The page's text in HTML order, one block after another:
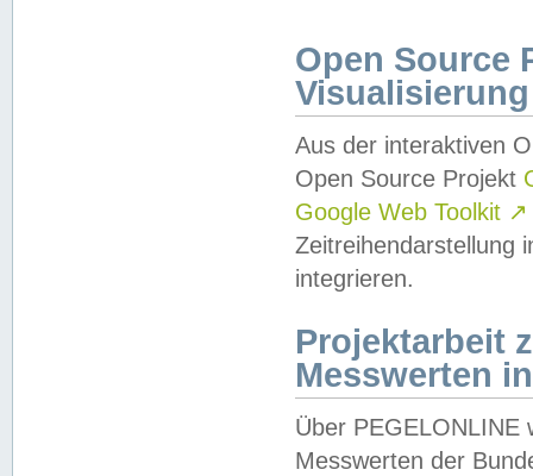
Open Source
Visualisierung
Aus der interaktiven
Open Source Projekt
Google Web Toolkit ↗
Zeitreihendarstellung
integrieren.
Projektarbeit
Messwerten
Über PEGELONLINE
Messwerten der